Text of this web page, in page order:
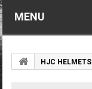
MENU
HJC HELMETS